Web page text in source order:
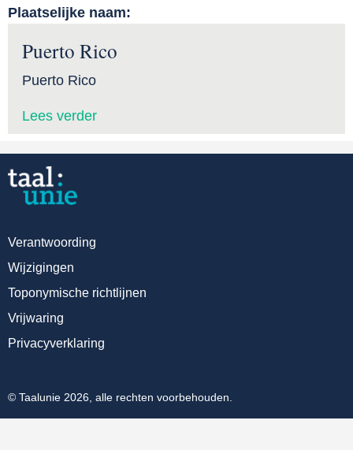
Plaatselijke naam:
Puerto Rico
Puerto Rico
Lees verder
Verantwoording
Wijzigingen
Toponymische richtlijnen
Vrijwaring
Privacyverklaring
© Taalunie 2026, alle rechten voorbehouden.